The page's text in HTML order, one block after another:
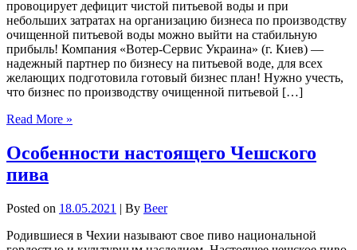
провоцирует дефицит чистой питьевой воды и при
небольших затратах на организацию бизнеса по производству
очищенной питьевой воды можно выйти на стабильную
прибыль! Компания «Вотер-Сервис Украина» (г. Киев) —
надежный партнер по бизнесу на питьевой воде, для всех
желающих подготовила готовый бизнес план! Нужно учесть,
что бизнес по производству очищенной питьевой […]
Read More »
Особенности настоящего Чешского
пива
Posted on 18.05.2021 | By Beer
Родившиеся в Чехии называют свое пиво национальной